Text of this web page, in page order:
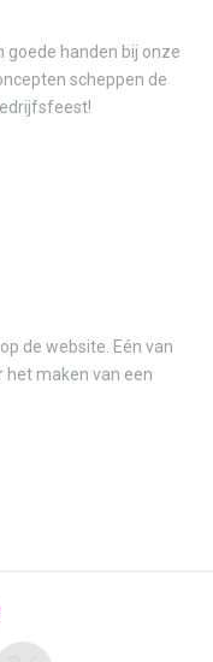
goede handen bij onze
scheppen de
de website. Eén van
het maken van een